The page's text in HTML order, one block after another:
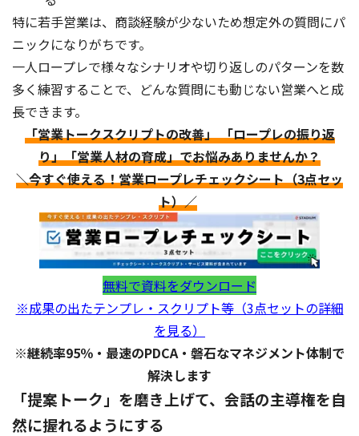
特に若手営業は、商談経験が少ないため想定外の質問にパ
ニックになりがちです。
一人ロープレで様々なシナリオや切り返しのパターンを数
多く練習することで、どんな質問にも動じない営業へと成
長できます。
「営業トークスクリプトの改善」 「ロープレの振り返
り」「営業人材の育成」でお悩みありませんか？
＼今すぐ使える！営業ロープレチェックシート（3点セッ
ト）／
無料で資料をダウンロード
※成果の出たテンプレ・スクリプト等（3点セットの詳細
を見る）
※継続率95％・最速のPDCA・磐石なマネジメント体制で
解決します
「提案トーク」を磨き上げて、会話の主導権を自
然に握れるようにする